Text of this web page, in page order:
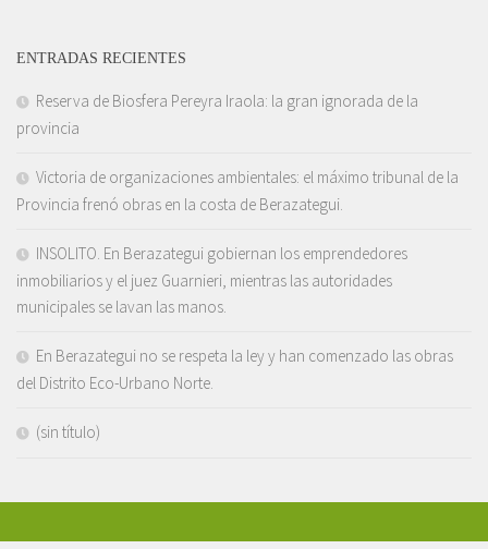
ENTRADAS RECIENTES
Reserva de Biosfera Pereyra Iraola: la gran ignorada de la
provincia
Victoria de organizaciones ambientales: el máximo tribunal de la
Provincia frenó obras en la costa de Berazategui.
INSOLITO. En Berazategui gobiernan los emprendedores
inmobiliarios y el juez Guarnieri, mientras las autoridades
municipales se lavan las manos.
En Berazategui no se respeta la ley y han comenzado las obras
del Distrito Eco-Urbano Norte.
(sin título)